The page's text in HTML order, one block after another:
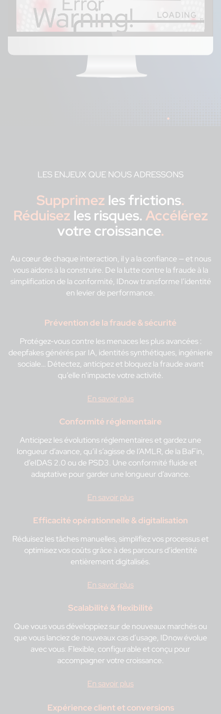
LES ENJEUX QUE NOUS ADRESSONS
Supprimez les frictions.
Réduisez les risques. Accélérez
votre croissance.
Au cœur de chaque interaction, il y a la confiance — et nous
vous aidons à la construire. De la lutte contre la fraude à la
simplification de la conformité, IDnow transforme l’identité
en levier de performance.
Prévention de la fraude & sécurité
Protégez-vous contre les menaces les plus avancées :
deepfakes générés par IA, identités synthétiques, ingénierie
sociale… Détectez, anticipez et bloquez la fraude avant
qu’elle n’impacte votre activité.
En savoir plus
Conformité réglementaire
Anticipez les évolutions réglementaires et gardez une
longueur d’avance, qu’il s’agisse de l’AMLR, de la BaFin,
d’eIDAS 2.0 ou de PSD3. Une conformité fluide et
adaptative pour garder une longueur d’avance.
En savoir plus
Expérience client et conversions
Efficacité opérationnelle & digitalisation
Réduisez les tâches manuelles, simplifiez vos processus et
optimisez vos coûts grâce à des parcours d’identité
entièrement digitalisés.
En savoir plus
Scalabilité & flexibilité
Que vous vous développiez sur de nouveaux marchés ou
que vous lanciez de nouveaux cas d’usage, IDnow évolue
avec vous. Flexible, configurable et conçu pour
accompagner votre croissance.
En savoir plus